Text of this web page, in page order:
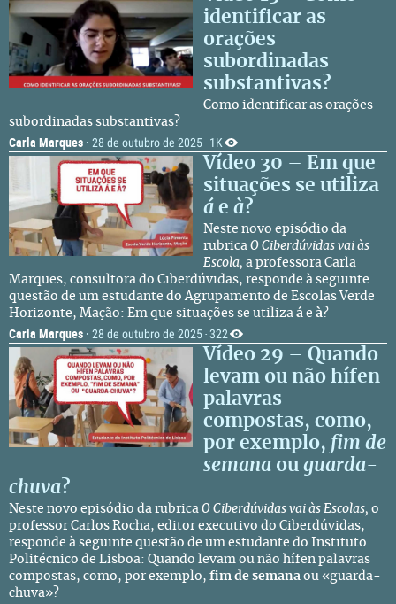
identificar as
orações
subordinadas
substantivas?
Como identificar as orações
subordinadas substantivas?
Carla Marques · 28 de outubro de 2025 · 1K
Vídeo 30 – Em que
situações se utiliza
á e à?
Neste novo episódio da
rubrica O Ciberdúvidas vai às
Escola, a professora Carla
Marques, consultora do Ciberdúvidas, responde à seguinte
questão de um estudante do Agrupamento de Escolas Verde
Horizonte, Mação: Em que situações se utiliza á e à?
Carla Marques · 28 de outubro de 2025 · 322
Vídeo 29 – Quando
levam ou não hífen
palavras
compostas, como,
por exemplo, fim de
semana ou guarda-
chuva?
Neste novo episódio da rubrica O Ciberdúvidas vai às Escolas, o
professor Carlos Rocha, editor executivo do Ciberdúvidas,
responde à seguinte questão de um estudante do Instituto
Politécnico de Lisboa: Quando levam ou não hífen palavras
compostas, como, por exemplo, fim de semana ou «guarda-
chuva»?